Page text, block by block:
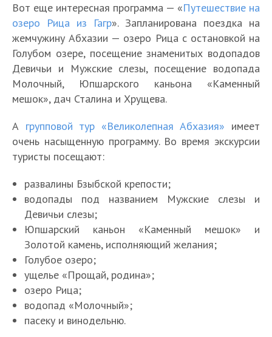
Вот еще интересная программа — «Путешествие на
озеро Рица из Гагр». Запланирована поездка на
жемчужину Абхазии — озеро Рица с остановкой на
Голубом озере, посещение знаменитых водопадов
Девичьи и Мужские слезы, посещение водопада
Молочный, Юпшарского каньона «Каменный
мешок», дач Сталина и Хрущева.
А групповой тур «Великолепная Абхазия» имеет
очень насыщенную программу. Во время экскурсии
туристы посещают:
развалины Бзыбской крепости;
водопады под названием Мужские слезы и
Девичьи слезы;
Юпшарский каньон «Каменный мешок» и
Золотой камень, исполняющий желания;
Голубое озеро;
ущелье «Прощай, родина»;
озеро Рица;
водопад «Молочный»;
пасеку и винодельню.